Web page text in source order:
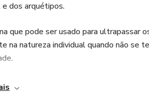
e dos arquétipos.
que pode ser usado para ultrapassar
na natureza individual quando não se
processo geralmente vem